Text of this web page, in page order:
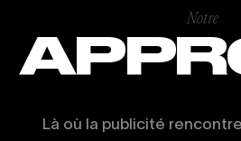
Notre
Là où la publicité